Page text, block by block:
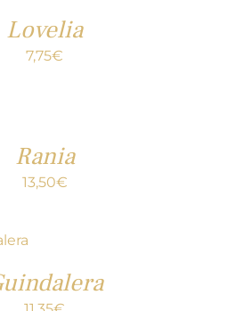
Lovelia
7,75€
Rania
13,50€